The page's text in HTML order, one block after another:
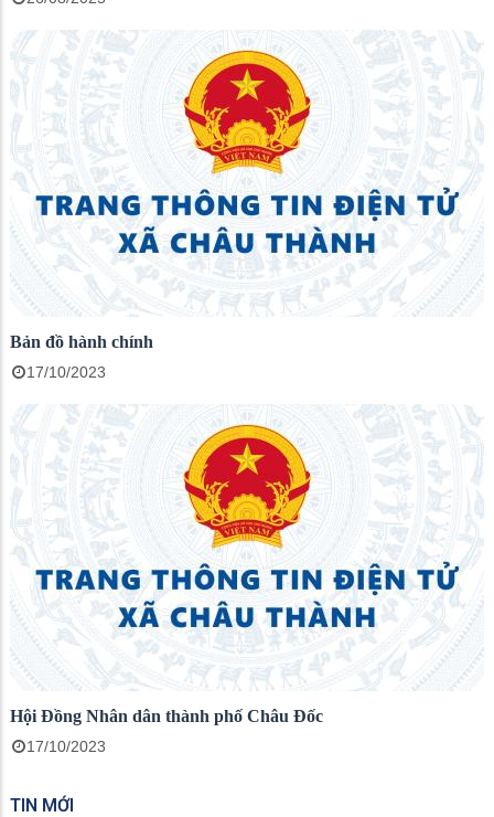
Bản đồ hành chính
17/10/2023
Hội Đồng Nhân dân thành phố Châu Đốc
17/10/2023
TIN MỚI